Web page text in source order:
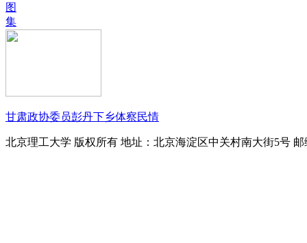
图
集
甘肃政协委员彭丹下乡体察民情
北京理工大学 版权所有 地址：北京海淀区中关村南大街5号 邮